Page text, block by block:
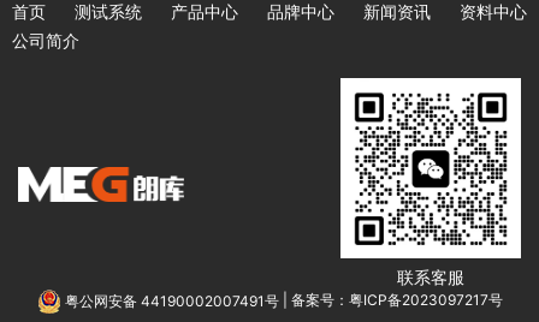
首页 测试系统 产品中心 品牌中心 新闻资讯
资料中心
公司简介
联系客服
粤公网安备 44190002007491号 备案号：粤ICP备2023097217号